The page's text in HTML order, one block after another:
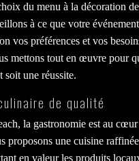
du menu à la décoration de
à ce que votre
vos préférences et vos
mettons tout en œuvre pour
soit une réussite.
de qualité
la gastronomie est au cœur
proposons une cuisine
en valeur les produits